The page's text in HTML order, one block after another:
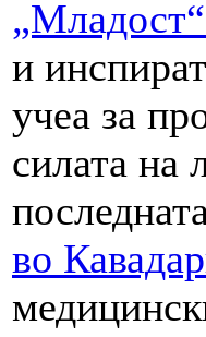
и
учеа за
силата на
последната
во